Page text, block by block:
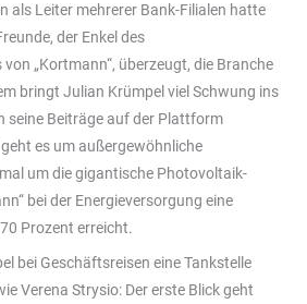
als Leiter mehrerer Bank-Filialen hatte
der Enkel des
„Kortmann“, überzeugt, die Branche
bringt Julian Krümpel viel Schwung ins
seine Beiträge auf der Plattform
geht es um außergewöhnliche
um die gigantische Photovoltaik-
bei der Energieversorgung eine
Prozent erreicht.
bei Geschäftsreisen eine Tankstelle
Verena Strysio: Der erste Blick geht